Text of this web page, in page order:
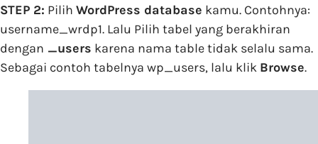
STEP 2: Pilih WordPress database kamu. Contohnya:
username_wrdp1. Lalu Pilih tabel yang berakhiran
dengan _users karena nama table tidak selalu sama.
Sebagai contoh tabelnya wp_users, lalu klik Browse.